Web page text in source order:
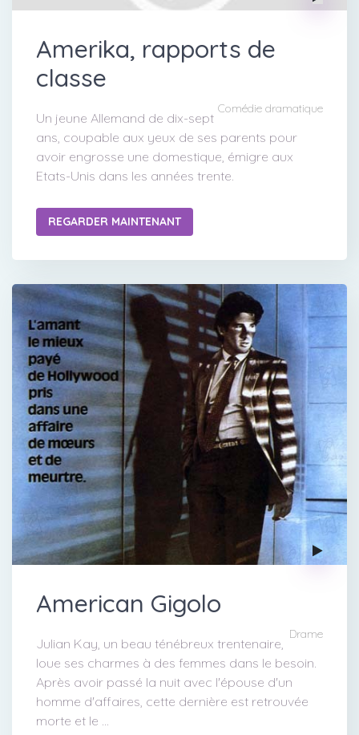
Amerika, rapports de
classe
Comédie dramatique
Un jeune Allemand de dix-sept
ans, coupable aux yeux de ses parents pour
avoir engrosse une domestique, émigre aux
Etats-Unis dans les années trente.
REGARDER MAINTENANT
American Gigolo
Drame
Julian Kay, un beau ténébreux trentenaire,
loue ses charmes à des femmes dans le besoin.
Après avoir passé la nuit avec l'épouse d'un
homme d'affaires, cette dernière est retrouvée
morte et le ...